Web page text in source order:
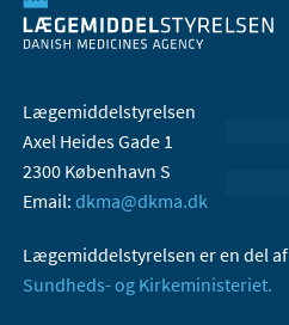
Lægemiddelstyrelsen
Axel Heides Gade 1
2300 København S
Email: dkma@dkma.dk
Lægemiddelstyrelsen er en del af
Sundheds- og Kirkeministeriet.